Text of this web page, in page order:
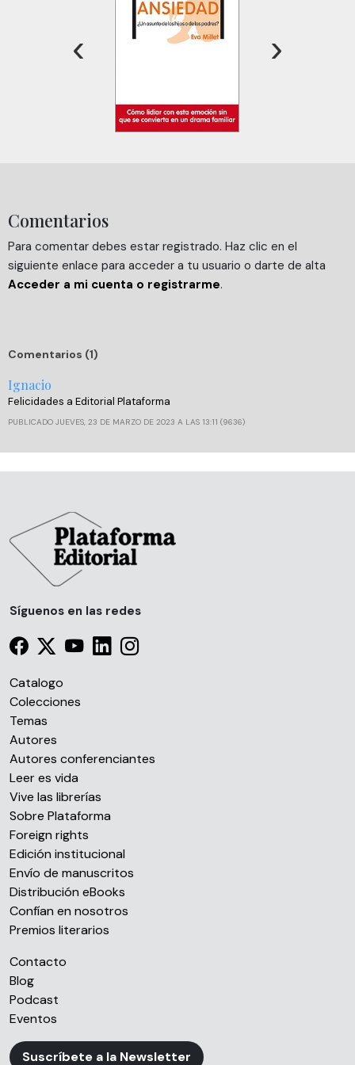
información sobre el uso que haga del sitio web con
nuestros partners de redes sociales, publicidad y análisis
web, quienes pueden combinarla con otra información
‹ ›
Comentarios
Para comentar debes estar registrado. Haz clic en el
siguiente enlace para acceder a tu usuario o darte de alta
Acceder a mi cuenta o registrarme.
Comentarios (1)
Ignacio
Felicidades a Editorial Plataforma
PUBLICADO JUEVES, 23 DE MARZO DE 2023 A LAS 13:11 (9636)
Síguenos en las redes
Catalogo
Colecciones
Temas
Autores
Autores conferenciantes
Leer es vida
Vive las librerías
Sobre Plataforma
Foreign rights
Edición institucional
Envío de manuscritos
Distribución eBooks
Confían en nosotros
Premios literarios
Contacto
Blog
Podcast
Eventos
Suscríbete a la Newsletter